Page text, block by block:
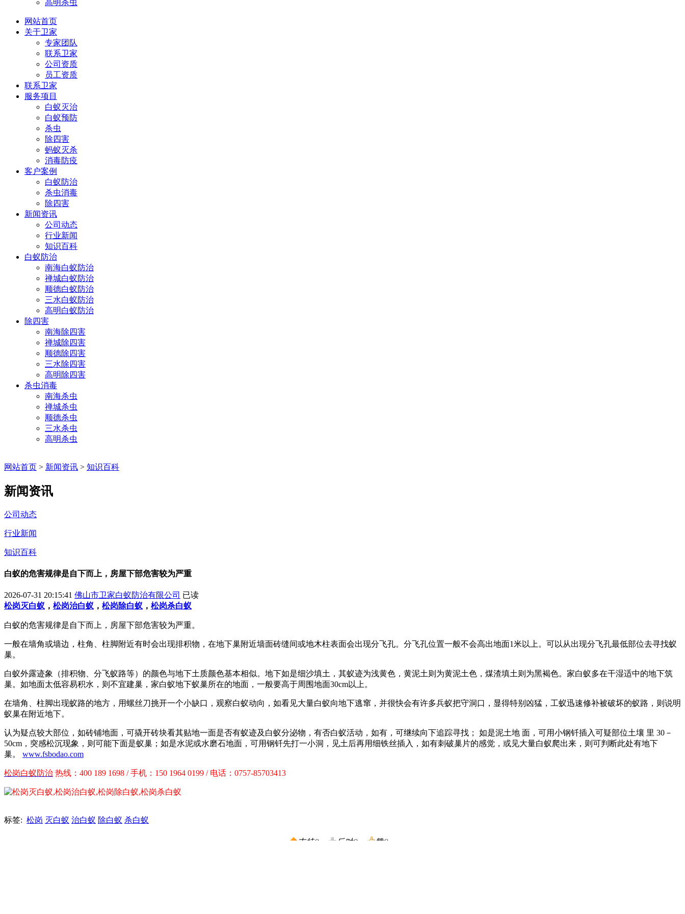
高明杀虫
网站首页
关于卫家
专家团队
联系卫家
公司资质
员工资质
联系卫家
服务项目
白蚁灭治
白蚁预防
杀虫
除四害
蚂蚁灭杀
消毒防疫
客户案例
白蚁防治
杀虫消毒
除四害
新闻资讯
公司动态
行业新闻
知识百科
白蚁防治
南海白蚁防治
禅城白蚁防治
顺德白蚁防治
三水白蚁防治
高明白蚁防治
除四害
南海除四害
禅城除四害
顺德除四害
三水除四害
高明除四害
杀虫消毒
南海杀虫
禅城杀虫
顺德杀虫
三水杀虫
高明杀虫
网站首页 > 新闻资讯 > 知识百科
新闻资讯
公司动态
行业新闻
知识百科
白蚁的危害规律是自下而上，房屋下部危害较为严重
2026-07-31 20:15:41 佛山市卫家白蚁防治有限公司 已读
松岗灭白蚁 ， 松岗治白蚁 ， 松岗除白蚁 ， 松岗杀白蚁
白蚁的危害规律是自下而上，房屋下部危害较为严重。
一般在墙角或墙边，柱角、柱脚附近有时会出现排积物，在地下巢附近墙面砖缝间或地木柱表面会出现分飞孔。分飞孔位置一般不会高出地面1米以上。可以从出现分飞孔最低部位去寻找蚁
巢。
白蚁外露迹象（排积物、分飞蚁路等）的颜色与地下土质颜色基本相似。地下如是细沙填土，其蚁迹为浅黄色，黄泥土则为黄泥土色，煤渣填土则为黑褐色。家白蚁多在干湿适中的地下筑
巢。如地面太低容易积水，则不宜建巢，家白蚁地下蚁巢所在的地面，一般要高于周围地面30cm以上。
在墙角、柱脚出现蚁路的地方，用螺丝刀挑开一个小缺口，观察白蚁动向，如看见大量白蚁向地下逃窜，并很快会有许多兵蚁把守洞口，显得特别凶猛，工蚁迅速修补被破坏的蚁路，则说明
蚁巢在附近地下。
认为疑点较大部位，如砖铺地面，可撬开砖块看其贴地一面是否有蚁迹及白蚁分泌物，有否白蚁活动，如有，可继续向下追踪寻找； 如是泥土地 面，可用小钢钎插入可疑部位土壤 里 30－
50cm，突感松沉现象，则可能下面是蚁巢；如是水泥或水磨石地面，可用钢钎先打一小洞，见土后再用细铁丝插入，如有刺破巢片的感觉，或见大量白蚁爬出来，则可判断此处有地下
巢。 www.fsbodao.com
松岗白蚁防治 热线：400 189 1698 / 手机：150 1964 0199 / 电话：0757-85703413
标签: 松岗 灭白蚁 治白蚁 除白蚁 杀白蚁
支持() 反对() 赞()